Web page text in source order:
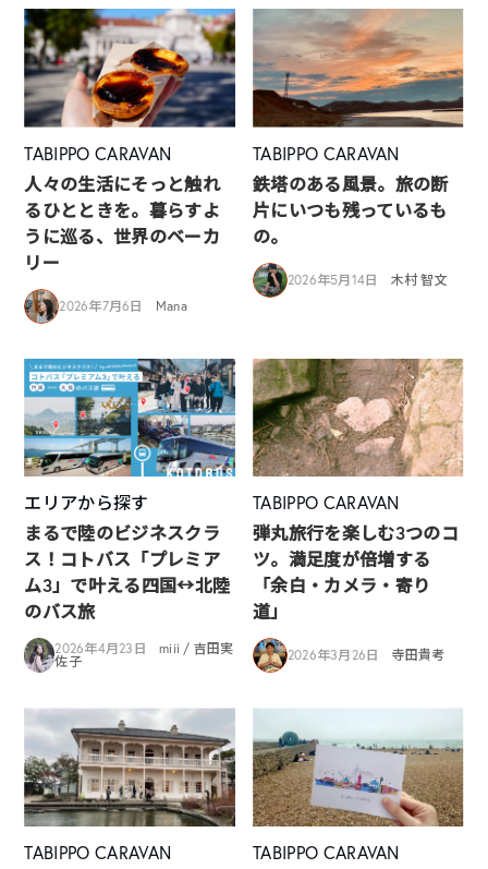
TABIPPO CARAVAN
人々の生活にそっと触れ
るひとときを。暮らすよ
うに巡る、世界のベーカ
リー
2026年7月6日 Mana
TABIPPO CARAVAN
鉄塔のある風景。旅の断
片にいつも残っているも
の。
2026年5月14日 木村 智文
エリアから探す
まるで陸のビジネスクラ
ス！コトバス「プレミア
ム3」で叶える四国↔︎北陸
のバス旅
2026年4月23日
miii / 吉田実
佐子
TABIPPO CARAVAN
弾丸旅行を楽しむ3つのコ
ツ。満足度が倍増する
「余白・カメラ・寄り
道」
2026年3月26日 寺田貴考
TABIPPO CARAVAN
TABIPPO CARAVAN